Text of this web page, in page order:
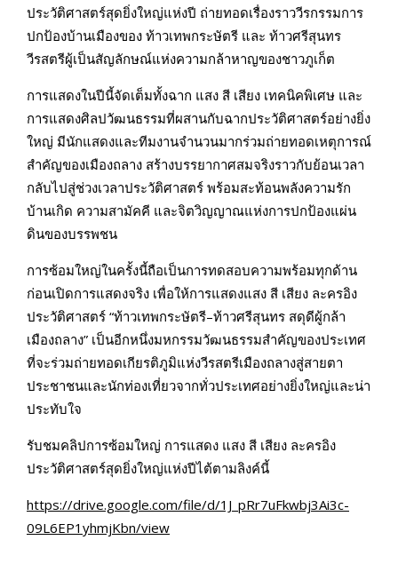
ประวัติศาสตร์สุดยิ่งใหญ่แห่งปี ถ่ายทอดเรื่องราววีรกรรมการ
ปกป้องบ้านเมืองของ ท้าวเทพกระษัตรี และ ท้าวศรีสุนทร
วีรสตรีผู้เป็นสัญลักษณ์แห่งความกล้าหาญของชาวภูเก็ต
การแสดงในปีนี้จัดเต็มทั้งฉาก แสง สี เสียง เทคนิคพิเศษ และ
การแสดงศิลปวัฒนธรรมที่ผสานกับฉากประวัติศาสตร์อย่างยิ่ง
ใหญ่ มีนักแสดงและทีมงานจำนวนมากร่วมถ่ายทอดเหตุการณ์
สำคัญของเมืองถลาง สร้างบรรยากาศสมจริงราวกับย้อนเวลา
กลับไปสู่ช่วงเวลาประวัติศาสตร์ พร้อมสะท้อนพลังความรัก
บ้านเกิด ความสามัคคี และจิตวิญญาณแห่งการปกป้องแผ่น
ดินของบรรพชน
การซ้อมใหญ่ในครั้งนี้ถือเป็นการทดสอบความพร้อมทุกด้าน
ก่อนเปิดการแสดงจริง เพื่อให้การแสดงแสง สี เสียง ละครอิง
ประวัติศาสตร์ “ท้าวเทพกระษัตรี–ท้าวศรีสุนทร สดุดีผู้กล้า
เมืองถลาง” เป็นอีกหนึ่งมหกรรมวัฒนธรรมสำคัญของประเทศ
ที่จะร่วมถ่ายทอดเกียรติภูมิแห่งวีรสตรีเมืองถลางสู่สายตา
ประชาชนและนักท่องเที่ยวจากทั่วประเทศอย่างยิ่งใหญ่และน่า
ประทับใจ
รับชมคลิปการซ้อมใหญ่ การแสดง แสง สี เสียง ละครอิง
ประวัติศาสตร์สุดยิ่งใหญ่แห่งปีไต้ตามลิงค์นี้
https://drive.google.com/file/d/1J_pRr7uFkwbj3Ai3c-
09L6EP1yhmjKbn/view